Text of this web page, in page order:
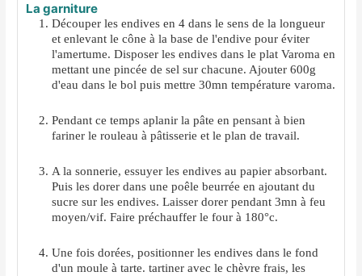
La garniture
Découper les endives en 4 dans le sens de la longueur
et enlevant le cône à la base de l'endive pour éviter
l'amertume. Disposer les endives dans le plat Varoma en
mettant une pincée de sel sur chacune. Ajouter 600g
d'eau dans le bol puis mettre 30mn température varoma.
Pendant ce temps aplanir la pâte en pensant à bien
fariner le rouleau à pâtisserie et le plan de travail.
A la sonnerie, essuyer les endives au papier absorbant.
Puis les dorer dans une poêle beurrée en ajoutant du
sucre sur les endives. Laisser dorer pendant 3mn à feu
moyen/vif. Faire préchauffer le four à 180°c.
Une fois dorées, positionner les endives dans le fond
d'un moule à tarte. tartiner avec le chèvre frais, les